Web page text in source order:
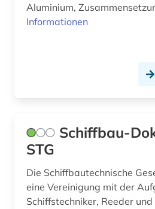
Aluminium,
Informationen
Schiffbau-
STG
Die Schiffbautechnische
eine Vereinigung mit der
Schiffstechniker, Reeder